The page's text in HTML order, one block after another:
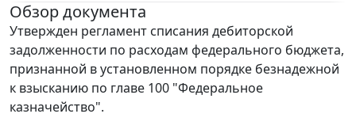
Обзор документа
Утвержден регламент списания дебиторской
задолженности по расходам федерального бюджета,
признанной в установленном порядке безнадежной
к взысканию по главе 100 "Федеральное
казначейство".